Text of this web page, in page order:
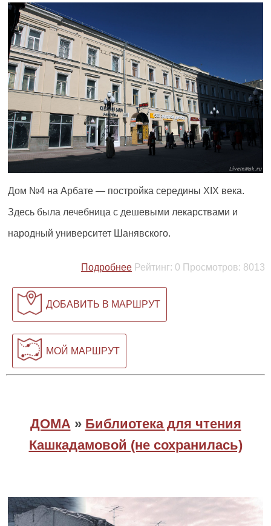
Дом №4 на Арбате — постройка середины XIX века.
Здесь была лечебница с дешевыми лекарствами и
народный университет Шанявского.
Подробнее Рейтинг: 0 Просмотров: 8013
ДОБАВИТЬ В МАРШРУТ
МОЙ МАРШРУТ
ДОМА » Библиотека для чтения
Кашкадамовой (не сохранилась)